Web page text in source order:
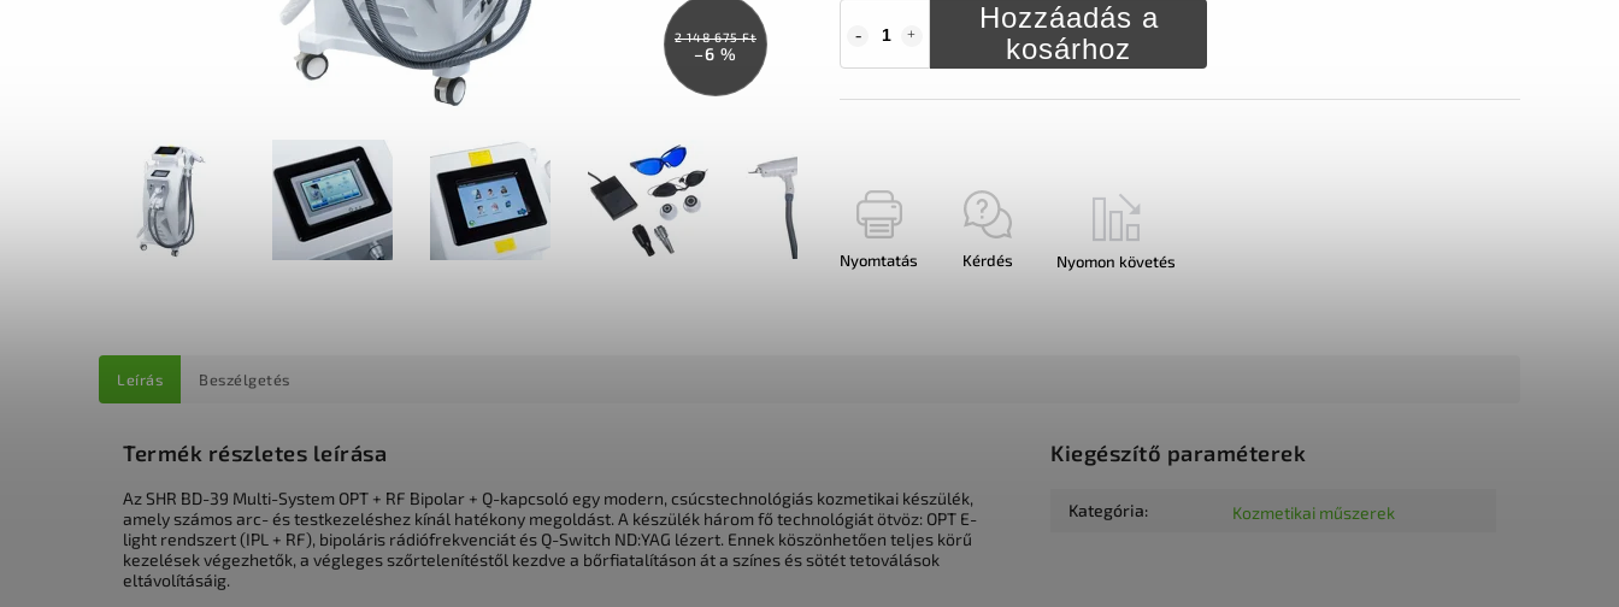
2 148 675 Ft
–6 %
Hozzáadás a
kosárhoz
Nyomtatás Kérdés Nyomon követés
Leírás Beszélgetés
Termék részletes leírása
Az SHR BD-39 Multi-System OPT + RF Bipolar + Q-kapcsoló egy modern, csúcstechnológiás kozmetikai készülék,
amely számos arc- és testkezeléshez kínál hatékony megoldást. A készülék három fő technológiát ötvöz: OPT E-
light rendszert (IPL + RF), bipoláris rádiófrekvenciát és Q-Switch ND:YAG lézert. Ennek köszönhetően teljes körű
kezelések végezhetők, a végleges szőrtelenítéstől kezdve a bőrfiatalításon át a színes és sötét tetoválások
eltávolításáig.
Kiegészítő paraméterek
Kategória: Kozmetikai műszerek